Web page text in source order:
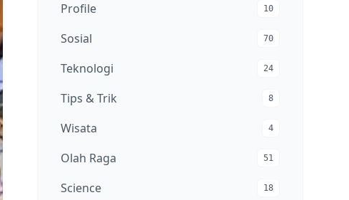
Profile 10
Sosial 70
Teknologi 24
Tips & Trik 8
Wisata 4
Olah Raga 51
Science 18